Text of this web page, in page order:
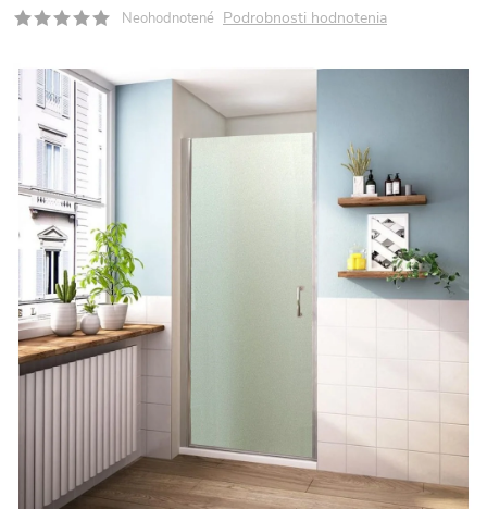
Neohodnotené Podrobnosti hodnotenia